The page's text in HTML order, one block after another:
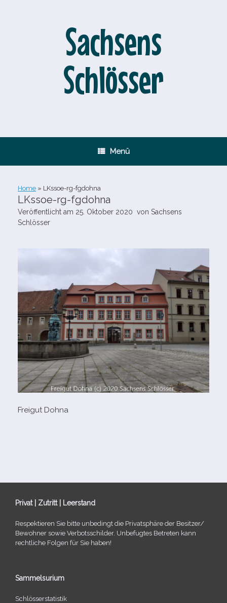
Sachsens
Schlösser
Menü
Home » LKssoe-​rg-​fgdohna
LKssoe-​rg-​fgdohna
Veröffentlicht am 25. Oktober 2020 von Sachsens
Schlösser
Freigut Dohna
Privat | Zutritt | Leerstand
Respektieren Sie bitte unbe­dingt die Privatsphäre der Besitzer/​
Bewohner sowie Verbotsschilder. Unbefugtes Betreten kann
recht­li­che Folgen für Sie haben!
Sammelsurium
Schlösserstatistik